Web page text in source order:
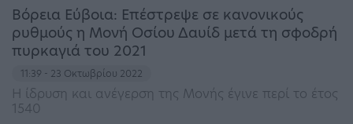
Βόρεια Εύβοια: Επέστρεψε σε κανονικούς
ρυθμούς η Μονή Οσίου Δαυίδ μετά τη σφοδρή
πυρκαγιά του 2021
11:39 - 23 Οκτωβρίου 2022
Η ίδρυση και ανέγερση της Μονής έγινε περί το έτος
1540